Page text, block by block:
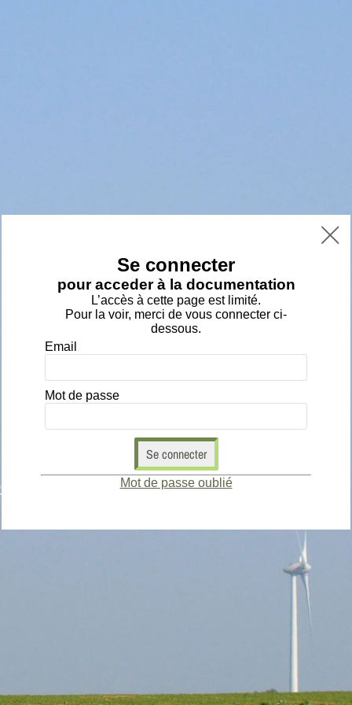

Se connecter
pour acceder à la documentation
L’accès à cette page est limité.
Pour la voir, merci de vous connecter ci-
dessous.
Email
Mot de passe
Se connecter
Mot de passe oublié